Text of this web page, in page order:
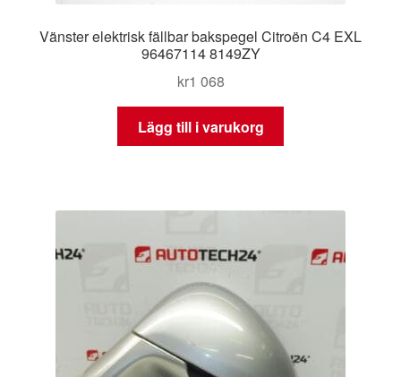
Vänster elektrisk fällbar bakspegel Citroën C4 EXL
96467114 8149ZY
kr1 068
Lägg till i varukorg